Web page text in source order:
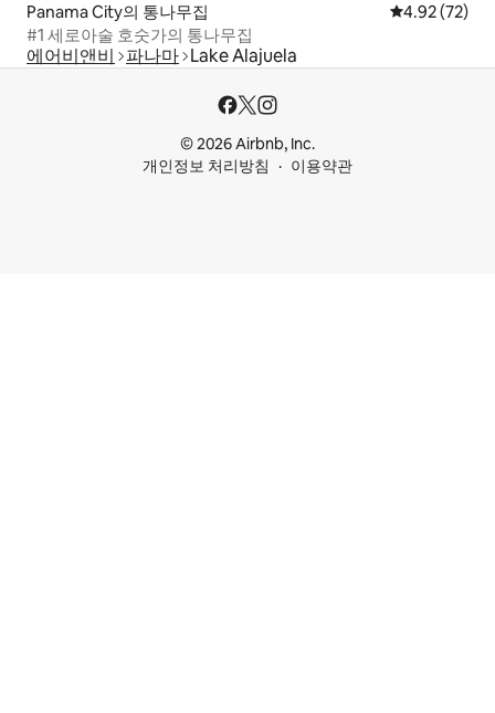
Panama City의 통나무집 평점 4.92점(5
4.92 (72)
#1 세로아술 호숫가의 통나무집
에어비앤비 파나마 Lake Alajuela
© 2026 Airbnb, Inc.
개인정보 처리방침
이용약관